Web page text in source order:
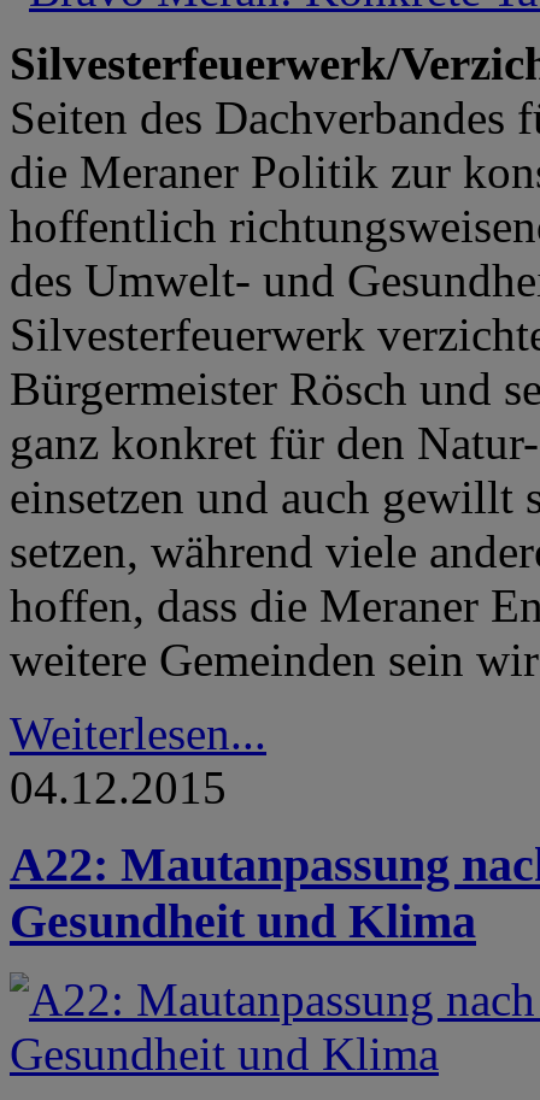
Silvesterfeuerwerk/
Seiten des
die Meraner Politik zur
hoffentlich
des Umwelt- und
Silvesterfeuerwerk
Bürgermeister Rösch und
ganz konkret für den
einsetzen und auch gewillt
setzen, während viele
hoffen, dass die Meraner
weitere Gemeinden sein
Weiterlesen...
04.12.2015
A22: Mautanpassung
Gesundheit und Klima